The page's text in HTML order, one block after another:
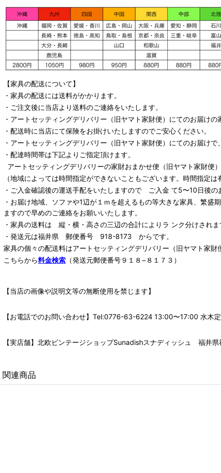
【家具の配送について】
・家具の配送には送料がかかります。
・ご注文後に当店より送料のご連絡をいたします。
・ アートセッティングデリバリー （旧ヤマト家財便） にてのお届けの
・配送時に当店にて保険をお掛けいたしますのでご安心ください。
・ アートセッティングデリバリー （旧ヤマト家財便） にてのお届けで
・配達時間帯は下記よりご指定頂けます。
アートセッティングデリバリーの家財おまかせ便 （旧ヤマト家財便
（地域によっては時間指定ができないこともございます。時間指定
・ご入金確認後の運送手配をいたしますので ご入金 て5〜10日後の
・お届け地域、ソファや1辺が１ｍを超えるもの等大きな家具、繁
ますので早めのご連絡をお願いいたします。
・家具の送料は 縦・横・高さの三辺の合計によりラ ンク分けされま
・発送元は福井県 郵便番号 918-8173 からです。
家具の個々の配送料はアートセッティングデリバリー （旧ヤマト家財
こちらから料金検索 （発送元郵便番号９１８−８１７３）
【当店の画像や説明文等の無断使用を禁じます】
【お電話でのお問い合わせ】Tel:0776-63-6224 13:00〜17:00 水木
【実店舗】北欧ビンテージショップSunadishスナディッシュ 福井
関連商品